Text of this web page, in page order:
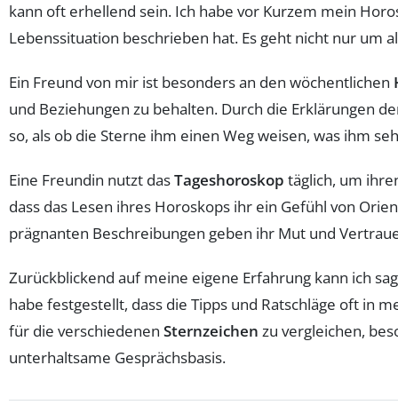
kann oft erhellend sein. Ich habe vor Kurzem mein
Lebenssituation beschrieben hat. Es geht nicht nur um
Ein Freund von mir ist besonders an den wöchentlichen
und Beziehungen zu behalten. Durch die Erklärungen
so, als ob die Sterne ihm einen Weg weisen, was ihm
Eine Freundin nutzt dasTageshoroskop täglich, um
dass das Lesen ihres Horoskops ihr ein Gefühl von
prägnanten Beschreibungen geben ihr Mut und
Zurückblickend auf meine eigene Erfahrung kann ich
habe festgestellt, dass die Tipps und Ratschläge oft in
für die verschiedenen Sternzeichen zu vergleichen,
unterhaltsame Gesprächsbasis.